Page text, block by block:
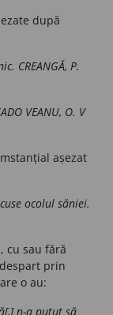
după
CREANGĂ, P.
VEANU, O. V
așezat
ocolul săniei.
cu sau fără
prin
o au:
n-a putut să